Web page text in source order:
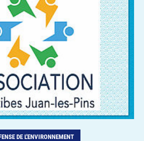
DE L'ENVIRONNEMENT